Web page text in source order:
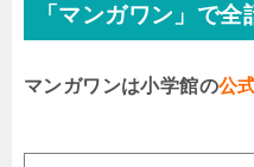
「マンガワン」で
マンガワンは小学館の公